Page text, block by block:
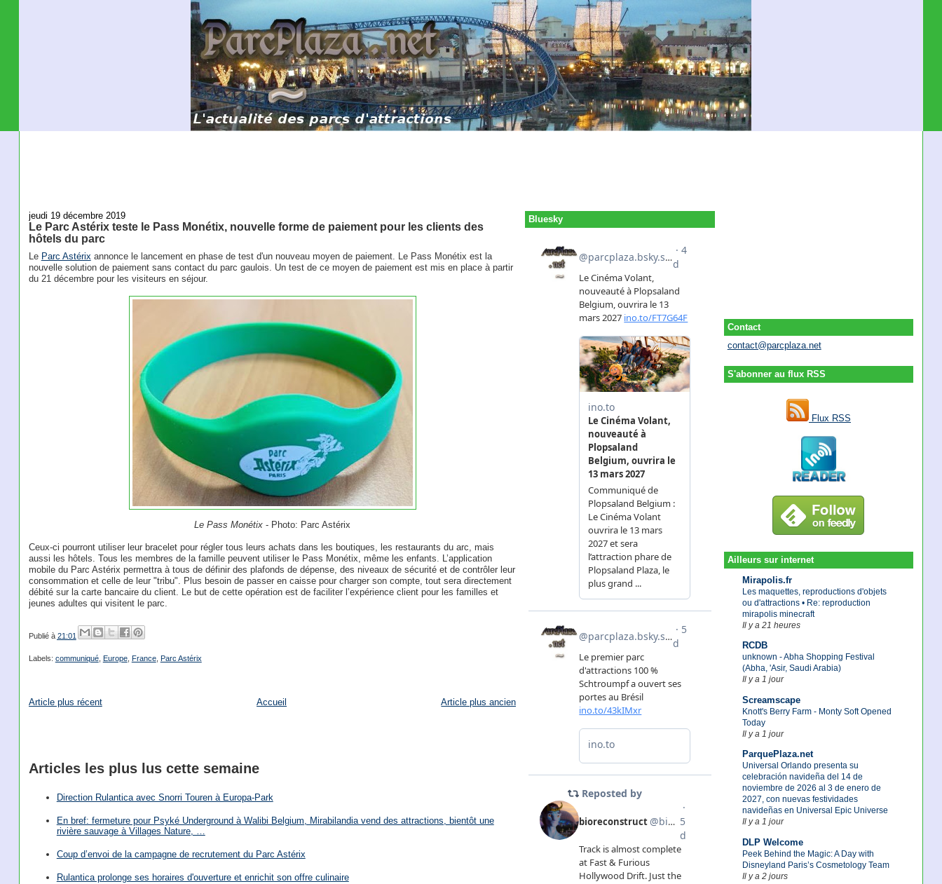
Contact
contact@parcplaza.net
S'abonner au flux RSS
Flux RSS
Ailleurs sur internet
Mirapolis.fr
Les maquettes, reproductions d'objets
ou d'attractions • Re: reproduction
mirapolis minecraft
Il y a 21 heures
RCDB
unknown - Abha Shopping Festival
(Abha, 'Asir, Saudi Arabia)
Il y a 1 jour
Screamscape
Knott's Berry Farm - Monty Soft Opened
Today
Il y a 1 jour
ParquePlaza.net
Universal Orlando presenta su
celebración navideña del 14 de
noviembre de 2026 al 3 de enero de
2027, con nuevas festividades
navideñas en Universal Epic Universe
Il y a 1 jour
DLP Welcome
Peek Behind the Magic: A Day with
Disneyland Paris’s Cosmetology Team
Il y a 2 jours
jeudi 19 décembre 2019
Le Parc Astérix teste le Pass Monétix, nouvelle forme de paiement pour les clients des
hôtels du parc
Le Parc Astérixannonce le lancement en phase de test d'un nouveau moyen de paiement. Le Pass Monétix est la
nouvelle solution de paiement sans contact du parc gaulois. Un test de ce moyen de paiement est mis en place à partir
du 21 décembre pour les visiteurs en séjour.
Le Pass Monétix - Photo: Parc Astérix
Ceux-ci pourront utiliser leur bracelet pour régler tous leurs achats dans les boutiques, les restaurants du arc, mais
aussi les hôtels. Tous les membres de la famille peuvent utiliser le Pass Monétix, même les enfants. L’application
mobile du Parc Astérix permettra à tous de définir des plafonds de dépense, des niveaux de sécurité et de contrôler leur
consommation et celle de leur "tribu". Plus besoin de passer en caisse pour charger son compte, tout sera directement
débité sur la carte bancaire du client. Le but de cette opération est de faciliter l’expérience client pour les familles et
jeunes adultes qui visitent le parc.
Publié à 21:01
Labels: communiqué, Europe, France, Parc Astérix
Article plus récent Article plus ancien
Accueil
Articles les plus lus cette semaine
Direction Rulantica avec Snorri Touren à Europa-Park
En bref: fermeture pour Psyké Underground à Walibi Belgium, Mirabilandia vend des attractions, bientôt une
rivière sauvage à Villages Nature, …
Coup d’envoi de la campagne de recrutement du Parc Astérix
Rulantica prolonge ses horaires d'ouverture et enrichit son offre culinaire
Bluesky